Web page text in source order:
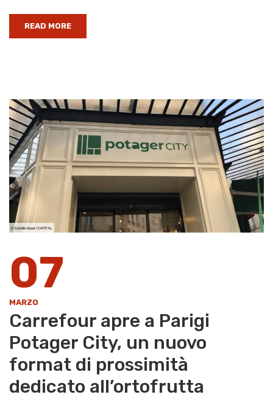
READ MORE
07
MARZO
Carrefour apre a Parigi
Potager City, un nuovo
format di prossimità
dedicato all’ortofrutta